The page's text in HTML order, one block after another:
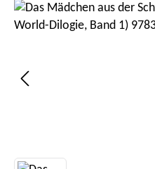
Bildergalerie überspringen